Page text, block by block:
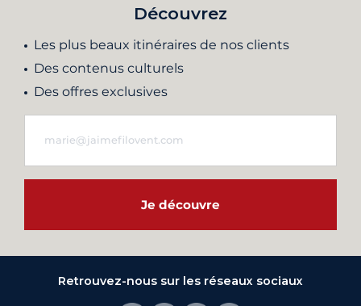
Découvrez
Les plus beaux itinéraires de nos clients
Des contenus culturels
Des offres exclusives
Je découvre
Retrouvez-nous sur les réseaux sociaux